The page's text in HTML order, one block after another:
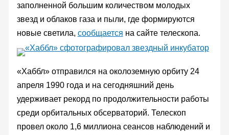
заполненной большим количеством молодых
звезд и облаков газа и пыли, где формируются
новые светила, сообщается на сайте телескопа.
«Хаббл» отправился на околоземную орбиту 24
апреля 1990 года и на сегодняшний день
удерживает рекорд по продолжительности работы
среди орбитальных обсерваторий. Телескоп
провел около 1,6 миллиона сеансов наблюдений и